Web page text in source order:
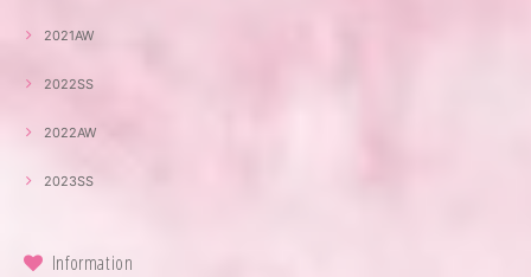
2021AW
2022SS
2022AW
2023SS
Information